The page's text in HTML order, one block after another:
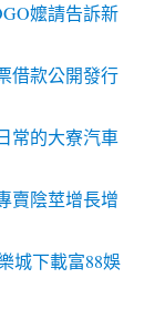
嬤請告訴新
借款公開發行
常的大寮汽車
賣陰莖增長增
城下載富88娛